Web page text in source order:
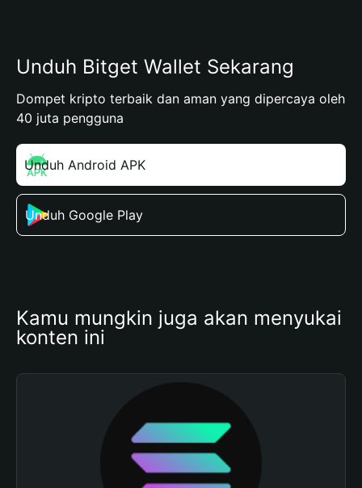
Unduh Bitget Wallet Sekarang
Dompet kripto terbaik dan aman yang dipercaya oleh
40 juta pengguna
Unduh Android APK
Unduh Google Play
Kamu mungkin juga akan menyukai
konten ini